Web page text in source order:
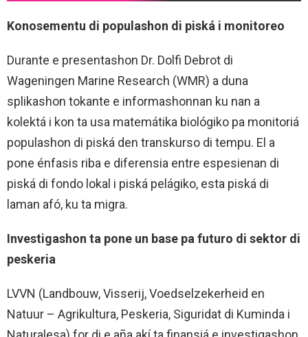
Konosementu di populashon di piská i monitoreo
Durante e presentashon Dr. Dolfi Debrot di
Wageningen Marine Research (WMR) a duna
splikashon tokante e informashonnan ku nan a
kolektá i kon ta usa matemátika biológiko pa monitoriá
populashon di piská den transkurso di tempu. El a
pone énfasis riba e diferensia entre espesienan di
piská di fondo lokal i piská pelágiko, esta piská di
laman afó, ku ta migra.
Investigashon ta pone un base pa futuro di sektor di
peskeria
LVVN (Landbouw, Visserij, Voedselzekerheid en
Natuur – Agrikultura, Peskeria, Siguridat di Kuminda i